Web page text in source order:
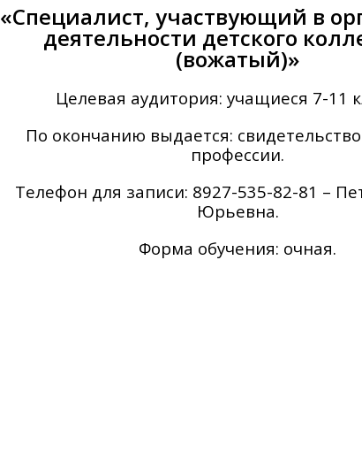
«Специалист, участвующий в
деятельности детского
(вожатый)»
Целевая аудитория: учащиеся 7-11
По окончанию выдается:
профессии.
Телефон для записи: 8927-535-82-81 –
Юрьевна.
Форма обучения: очная.